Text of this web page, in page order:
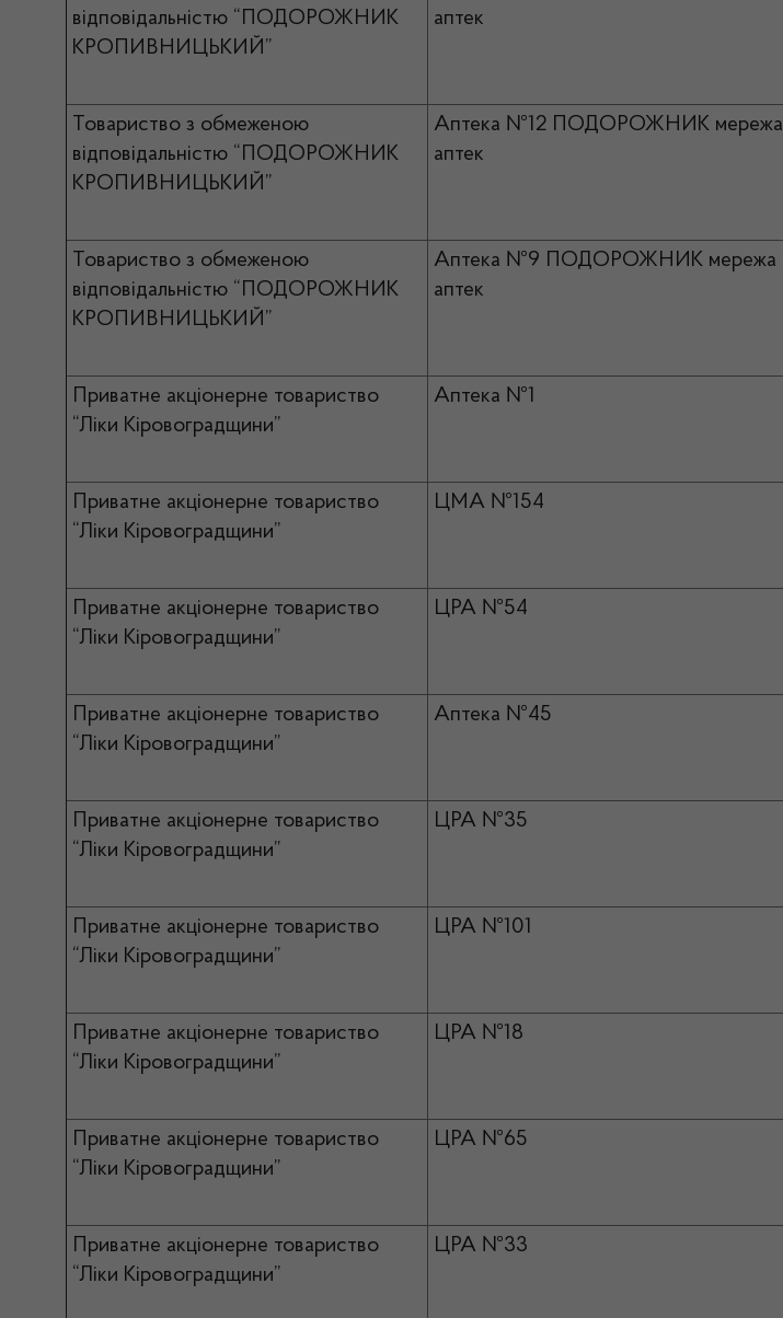
відповідальністю “ПОДОРОЖНИК
КРОПИВНИЦЬКИЙ”
аптек
Товариство з обмеженою
відповідальністю “ПОДОРОЖНИК
КРОПИВНИЦЬКИЙ”
Аптека №12 ПОДОРОЖНИК мережа
аптек
Товариство з обмеженою
відповідальністю “ПОДОРОЖНИК
КРОПИВНИЦЬКИЙ”
Аптека №9 ПОДОРОЖНИК мережа
аптек
Приватне акціонерне товариство
“Ліки Кіровоградщини”
Аптека №1
Приватне акціонерне товариство
“Ліки Кіровоградщини”
ЦМА №154
Приватне акціонерне товариство
“Ліки Кіровоградщини”
ЦРА №54
Приватне акціонерне товариство
“Ліки Кіровоградщини”
Аптека №45
Приватне акціонерне товариство
“Ліки Кіровоградщини”
ЦРА №35
Приватне акціонерне товариство
“Ліки Кіровоградщини”
ЦРА №101
Приватне акціонерне товариство
“Ліки Кіровоградщини”
ЦРА №18
Приватне акціонерне товариство
“Ліки Кіровоградщини”
ЦРА №65
Приватне акціонерне товариство
“Ліки Кіровоградщини”
ЦРА №33